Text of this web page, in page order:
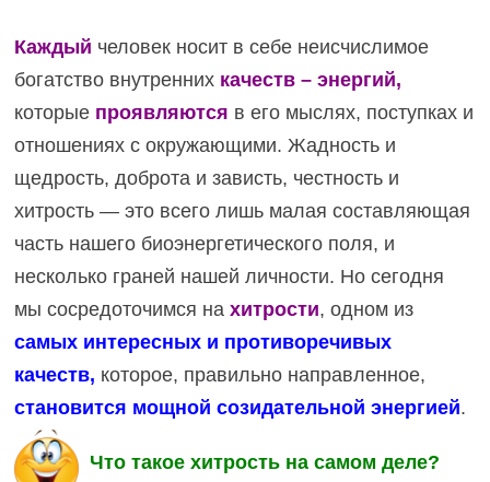
Каждый человек носит в себе неисчислимое
богатство внутренних качеств – энергий,
которые проявляются в его мыслях, поступках и
отношениях с окружающими. Жадность и
щедрость, доброта и зависть, честность и
хитрость — это всего лишь малая составляющая
часть нашего биоэнергетического поля, и
несколько граней нашей личности. Но сегодня
мы сосредоточимся нахитрости, одном из
самых интересных и противоречивых
качеств, которое, правильно направленное,
становится мощной созидательной энергией.
Что такое хитрость на самом деле?